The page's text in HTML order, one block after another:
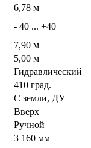
6,78 м
- 40 ... +40
7,90 м
5,00 м
Гидравлический
410 град.
С земли, ДУ
Вверх
Ручной
3 160 мм